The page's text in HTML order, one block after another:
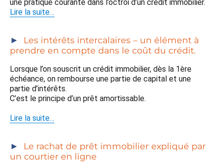
une pratique courante dans l’octroi d’un crédit immobilier.
Lire la suite…
Les intérêts intercalaires – un élément à
prendre en compte dans le coût du crédit.
Lorsque l’on souscrit un crédit immobilier, dès la 1ère
échéance, on rembourse une partie de capital et une
partie d’intérêts.
C’est le principe d’un prêt amortissable.
Lire la suite…
Le rachat de prêt immobilier expliqué par
un courtier en ligne